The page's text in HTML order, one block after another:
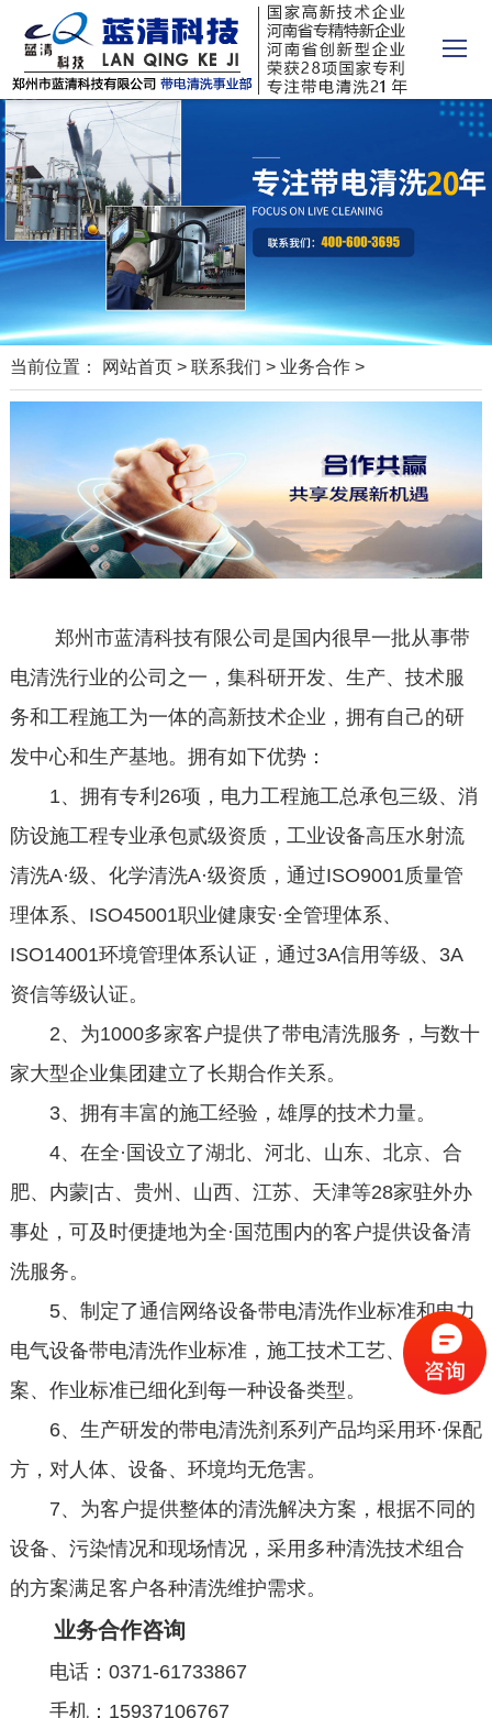
当前位置： 网站首页> 联系我们 > 业务合作>
郑州市蓝清科技有限公司是国内很早一批从事带
电清洗行业的公司之一，集科研开发、生产、技术服
务和工程施工为一体的高新技术企业，拥有自己的研
发中心和生产基地。拥有如下优势：
1、拥有专利26项，电力工程施工总承包三级、消
防设施工程专业承包贰级资质，工业设备高压水射流
清洗A·级、化学清洗A·级资质，通过ISO9001质量管
理体系、ISO45001职业健康安·全管理体系、
ISO14001环境管理体系认证，通过3A信用等级、3A
资信等级认证。
2、为1000多家客户提供了带电清洗服务，与数十
家大型企业集团建立了长期合作关系。
3、拥有丰富的施工经验，雄厚的技术力量。
4、在全·国设立了湖北、河北、山东、北京、合
肥、内蒙|古、贵州、山西、江苏、天津等28家驻外办
事处，可及时便捷地为全·国范围内的客户提供设备清
洗服务。
5、制定了通信网络设备带电清洗作业标准和电力
电气设备带电清洗作业标准，施工技术工艺、步骤方
案、作业标准已细化到每一种设备类型。
6、生产研发的带电清洗剂系列产品均采用环·保配
方，对人体、设备、环境均无危害。
7、为客户提供整体的清洗解决方案，根据不同的
设备、污染情况和现场情况，采用多种清洗技术组合
的方案满足客户各种清洗维护需求。
业务合作咨询
电话：0371-61733867
手机：15937106767